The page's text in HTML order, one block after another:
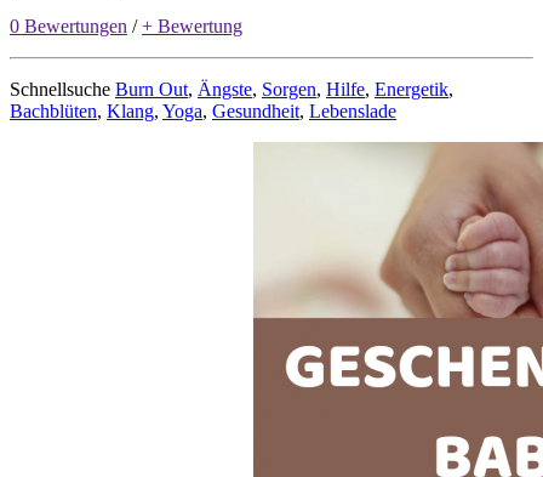
0 Bewertungen /+ Bewertung
Schnellsuche Burn Out, Ängste, Sorgen, Hilfe, Energetik,
Bachblüten, Klang, Yoga, Gesundheit, Lebenslade